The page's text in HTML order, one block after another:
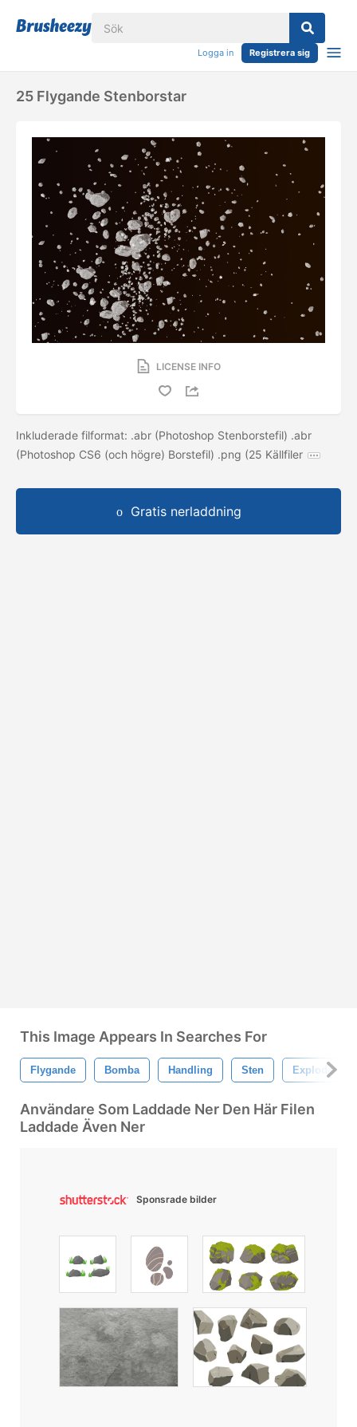
Logga in Registrera sig
25 Flygande Stenborstar
LICENSE INFO
Inkluderade filformat: .abr (Photoshop Stenborstefil) .abr
(Photoshop CS6 (och högre) Borstefil) .png (25 Källfiler
Gratis nerladdning
This Image Appears In Searches For
Flygande Bomba Handling Sten
Användare Som Laddade Ner Den Här Filen
Laddade Även Ner
Sponsrade bilder